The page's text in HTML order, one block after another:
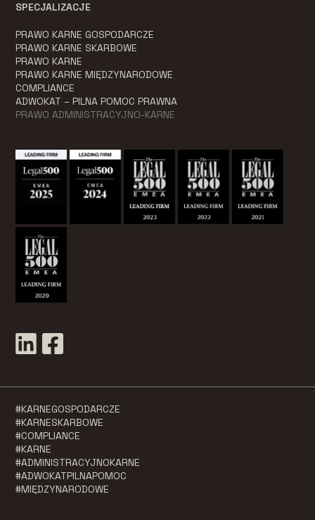
SPECJALIZACJE
PRAWO KARNE GOSPODARCZE
PRAWO KARNE SKARBOWE
PRAWO KARNE
PRAWO KARNE MIĘDZYNARODOWE
COMPLIANCE
ADWOKAT – PILNA POMOC PRAWNA
PRAWO ADMINISTRACYJNO-KARNE
#KARNEGOSPODARCZE
#KARNESKARBOWE
#COMPLIANCE
#KARNE
#ADMINISTRACYJNOKARNE
#ADWOKATPILNAPOMOC
#MIĘDZYNARODOWE